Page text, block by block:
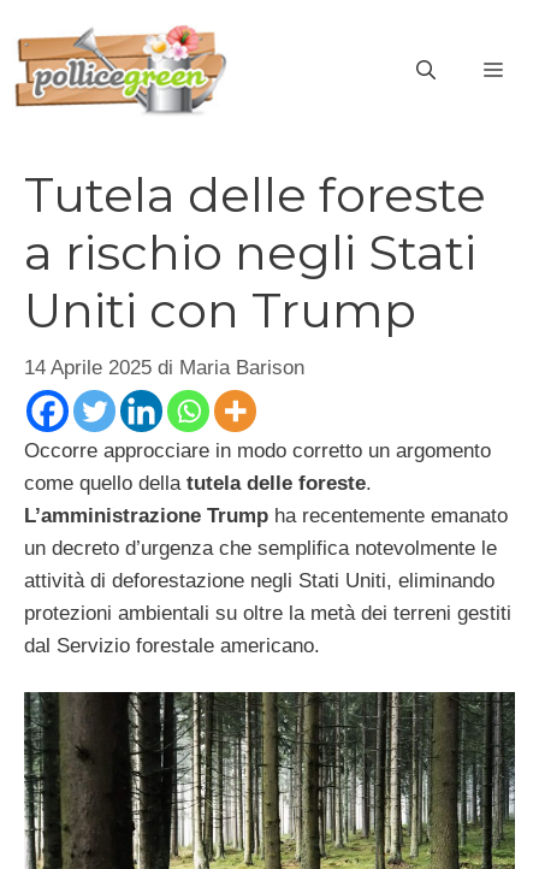
contenuto
Tutela delle foreste
a rischio negli Stati
Uniti con Trump
14 Aprile 2025 di Maria Barison
Occorre approcciare in modo corretto un argomento
come quello della tutela delle foreste.
L’amministrazione Trump ha recentemente emanato
un decreto d’urgenza che semplifica notevolmente le
attività di deforestazione negli Stati Uniti, eliminando
protezioni ambientali su oltre la metà dei terreni gestiti
dal Servizio forestale americano.